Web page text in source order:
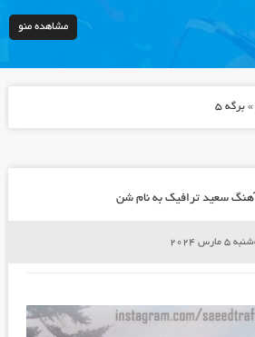
مشاهده منو
برگه 5
سعید ترافیک به نام شن
مارس 2024